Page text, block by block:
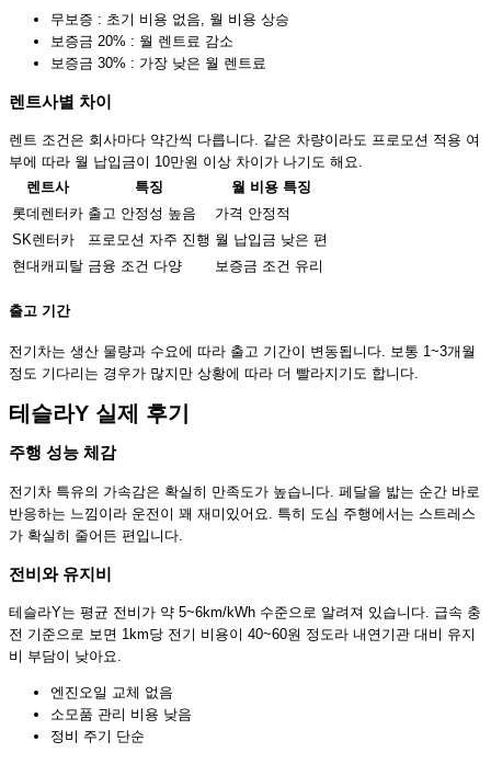
무보증 : 초기 비용 없음, 월 비용 상승
보증금 20% : 월 렌트료 감소
보증금 30% : 가장 낮은 월 렌트료
렌트사별 차이
렌트 조건은 회사마다 약간씩 다릅니다. 같은 차량이라도 프로모션 적용 여
부에 따라 월 납입금이 10만원 이상 차이가 나기도 해요.
렌트사
특징
월 비용 특징
롯데렌터카 출고 안정성 높음
가격 안정적
SK렌터카
프로모션 자주 진행 월 납입금 낮은 편
현대캐피탈 금융 조건 다양 보증금 조건 유리
출고 기간
전기차는 생산 물량과 수요에 따라 출고 기간이 변동됩니다. 보통 1~3개월
정도 기다리는 경우가 많지만 상황에 따라 더 빨라지기도 합니다.
테슬라Y 실제 후기
주행 성능 체감
전기차 특유의 가속감은 확실히 만족도가 높습니다. 페달을 밟는 순간 바로
반응하는 느낌이라 운전이 꽤 재미있어요. 특히 도심 주행에서는 스트레스
가 확실히 줄어든 편입니다.
전비와 유지비
테슬라Y는 평균 전비가 약 5~6km/kWh 수준으로 알려져 있습니다. 급속 충
전 기준으로 보면 1km당 전기 비용이 40~60원 정도라 내연기관 대비 유지
비 부담이 낮아요.
엔진오일 교체 없음
소모품 관리 비용 낮음
정비 주기 단순